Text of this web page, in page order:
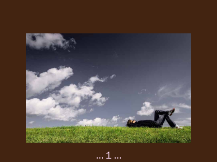
…１…